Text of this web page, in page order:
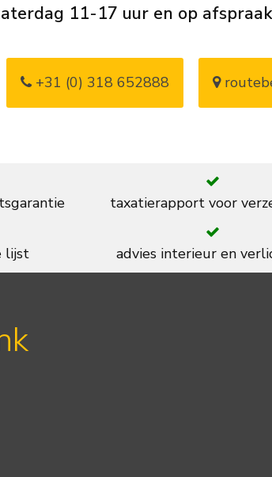
11-17 uur en op afspraak
+31 (0) 318 652888
taxatierapport voor
lijst advies interieur en